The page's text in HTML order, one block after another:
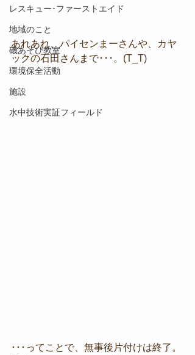
レスキュー･ファーストエイド
地域のこと
磯あそび教室
環境保全活動
施設
水中技術実証フィールド
あれあれ、パイセンまーさんや、カヤ
ックの石田さんまで･･･。(T_T)
･･･ってことで、無事後片付けは終了。